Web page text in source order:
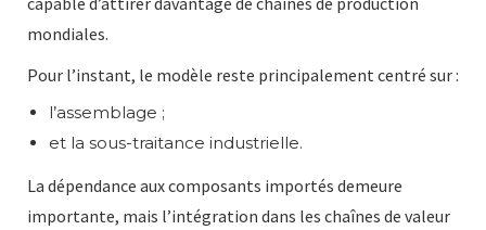
mondiales.
Pour l’instant, le modèle reste principalement centré sur :
l’assemblage ;
et la sous-traitance industrielle.
La dépendance aux composants importés demeure
importante, mais l’intégration dans les chaînes de valeur